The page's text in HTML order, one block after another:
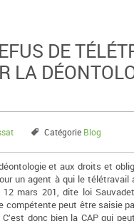
DE
LA
Catégorie Blog
et aux droits et
un agent à qui le
mars 201, dite loi
peut être saisie
donc bien la CAP qui